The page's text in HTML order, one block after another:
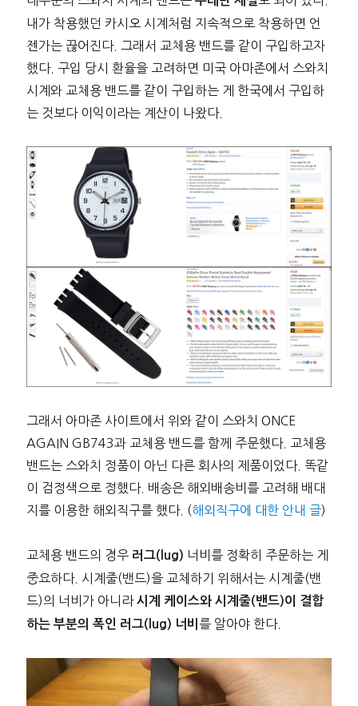
내가 착용했던 카시오 시계처럼 지속적으로 착용하면 언
젠가는 끊어진다. 그래서 교체용 밴드를 같이 구입하고자
했다. 구입 당시 환율을 고려하면 미국 아마존에서 스와치
시계와 교체용 밴드를 같이 구입하는 게 한국에서 구입하
는 것보다 이익이라는 계산이 나왔다.
그래서 아마존 사이트에서 위와 같이 스와치 ONCE
AGAIN GB743과 교체용 밴드를 함께 주문했다. 교체용
밴드는 스와치 정품이 아닌 다른 회사의 제품이었다. 똑같
이 검정색으로 정했다. 배송은 해외배송비를 고려해 배대
지를 이용한 해외직구를 했다. (해외직구에 대한 안내 글)
교체용 밴드의 경우 러그(lug) 너비를 정확히 주문하는 게
중요하다. 시계줄(밴드)을 교체하기 위해서는 시계줄(밴
드)의 너비가 아니라 시계 케이스와 시계줄(밴드)이 결합
하는 부분의 폭인 러그(lug) 너비 를 알아야 한다.